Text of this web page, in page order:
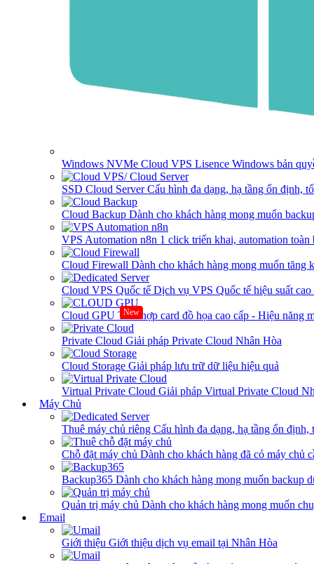
Windows NVMe Cloud VPS Lisence Windows bản
SSD Cloud ServerCấu hình đa dạng, hạ tầng ổn định,
Cloud Backup Dành cho khách hàng mong muốn
VPS Automation n8n 1 click triển khai, automation toàn
Cloud Firewall Dành cho khách hàng mong muốn tăng
Cloud VPS Quốc tế Dịch vụ VPS Quốc tế hiệu suất
Cloud GPU New
Tích hợp card đồ họa cao cấp - Hiệu năng
Private Cloud Giải pháp Private Cloud Nhân Hòa
Cloud Storage Giải pháp lưu trữ dữ liệu hiệu quả
Virtual Private Cloud Giải pháp Virtual Private Cloud
Máy Chủ
Thuê máy chủ riêng Cấu hình đa dạng, hạ tầng ổn
Chỗ đặt máy chủ Dành cho khách hàng đã có máy chủ
Backup365 Dành cho khách hàng mong muốn backup
Quản trị máy chủ Dành cho khách hàng mong muốn
Email
Giới thiệu Giới thiệu dịch vụ email tại Nhân Hòa